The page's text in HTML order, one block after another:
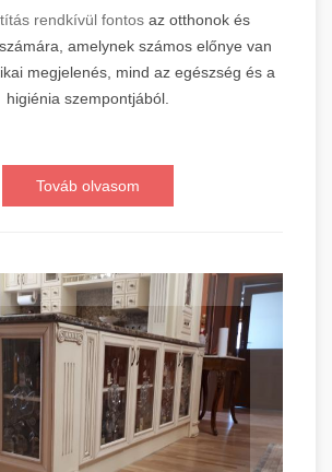
rendkívül fontosaz otthonok és
amelynek számos előnye van
megjelenés, mind az egészség és a
higiénia szempontjából.
Továb olvasom